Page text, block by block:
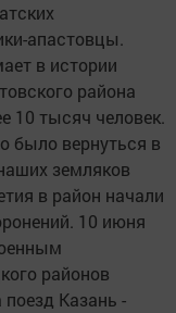
апастовцы.
в истории
района
10 тысяч человек.
было вернуться в
земляков
в район начали
10 июня
районов
Казань -